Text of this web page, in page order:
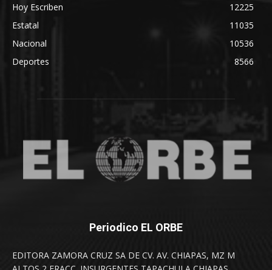
Hoy Escriben
12225
Estatal
11035
Nacional
10536
Deportes
8566
Periodico EL ORBE
EDITORA ZAMORA CRUZ SA DE CV. AV. CHIAPAS, MZ M